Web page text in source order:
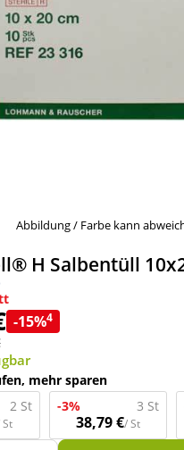
& Kosmetik
Abbildung / Farbe kann
H Salbentüll
-15%4
mehr sparen
2 St
St
-3% 3 St
38,79 €/ St